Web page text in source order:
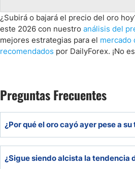
¿Subirá o bajará el precio del oro
este 2026 con nuestro análisis del
mejores estrategias para el mercado
recomendados por DailyForex. ¡No
Preguntas Frecuentes
¿Por qué el oro cayó ayer pese a
históricos y a un alivio temporal
¿Sigue siendo alcista la tendencia